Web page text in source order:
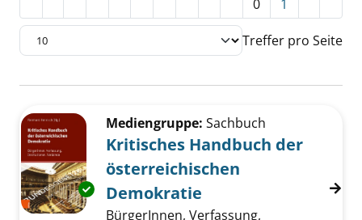
0
1
Treffer pro Seite
Zu den Suchfiltern springen
Exemplar-Details von Kritisches Handbuch
Mediengruppe: Sachbuch
Kritisches Handbuch der
österreichischen
Demokratie
BürgerInnen, Verfassung,